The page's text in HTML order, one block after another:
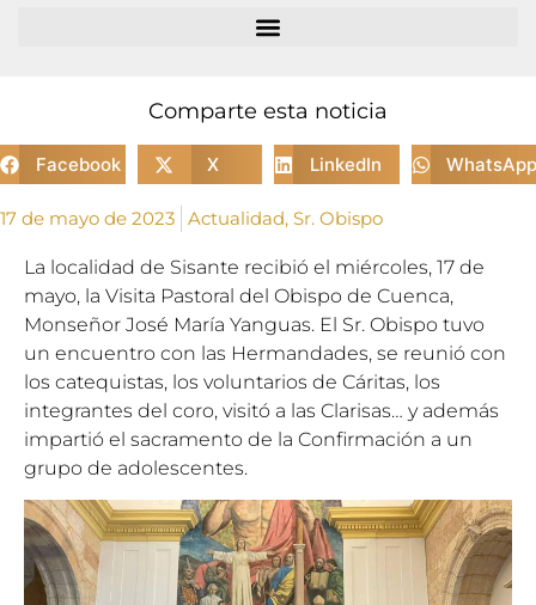
Comparte esta noticia
Facebook X LinkedIn WhatsApp
17 de mayo de 2023 Actualidad, Sr. Obispo
La localidad de Sisante recibió el miércoles, 17 de
mayo, la Visita Pastoral del Obispo de Cuenca,
Monseñor José María Yanguas. El Sr. Obispo tuvo
un encuentro con las Hermandades, se reunió con
los catequistas, los voluntarios de Cáritas, los
integrantes del coro, visitó a las Clarisas… y además
impartió el sacramento de la Confirmación a un
grupo de adolescentes.